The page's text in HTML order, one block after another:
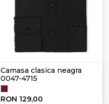
Camasa clasica neagra
0047-4715
RON 129,00